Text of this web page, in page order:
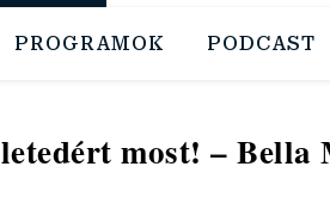
PROGRAMOK PODCAST
most! – Bella